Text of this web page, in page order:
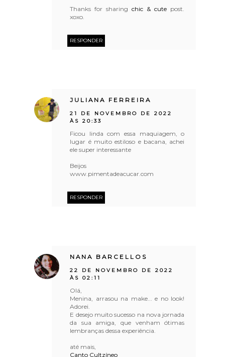
Thanks for sharingchic & cute post.
xoxo.
RESPONDER
JULIANA FERREIRA
21 DE NOVEMBRO DE 2022
ÀS 20:33
Ficou linda com essa maquiagem, o
lugar é muito estiloso e bacana, achei
ele super interessante
Beijos
www.pimentadeacucar.com
RESPONDER
NANA BARCELLOS
22 DE NOVEMBRO DE 2022
ÀS 02:11
Olá,
Menina, arrasou na make... e no look!
Adorei.
E desejo muito sucesso na nova jornada
da sua amiga, que venham ótimas
lembranças dessa experiência.
até mais,
Canto Cultzíneo